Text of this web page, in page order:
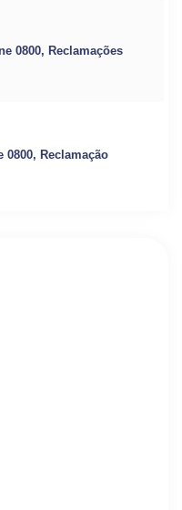
0800, Reclamações
0800, Reclamação